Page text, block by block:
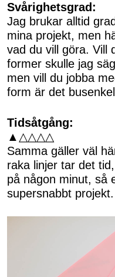
Svårighetsgrad:
Jag brukar alltid
mina projekt, men
vad du vill göra. Vill
former skulle jag
men vill du jobba
form är det
Tidsåtgång:
▲△△△△
Samma gäller väl
raka linjer tar det
på någon minut, så
supersnabbt projekt.